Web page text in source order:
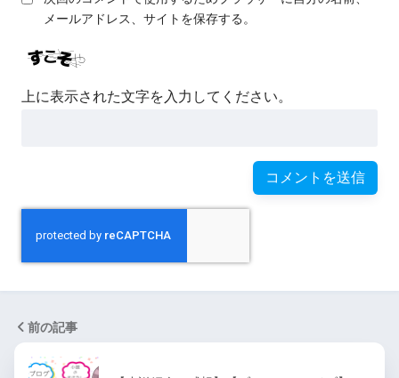
メールアドレス、サイトを保存する。
上に表示された文字を入力してください。
前の記事